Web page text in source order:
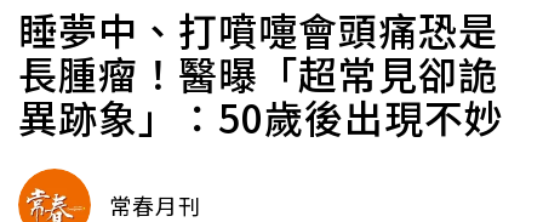
睡夢中、打噴嚏會頭痛恐是
長腫瘤！醫曝「超常見卻詭
異跡象」：50歲後出現不妙
常春月刊